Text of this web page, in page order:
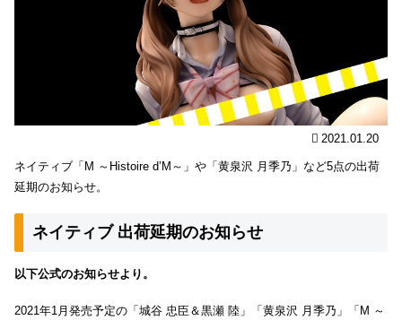
2021.01.20
ネイティブ「M ～Histoire d’M～」や「黄泉沢 月季乃」など5点の出荷
延期のお知らせ。
ネイティブ 出荷延期のお知らせ
以下公式のお知らせより。
2021年1月発売予定の「城谷 忠臣＆黒瀬 陸」「黄泉沢 月季乃」「M ～